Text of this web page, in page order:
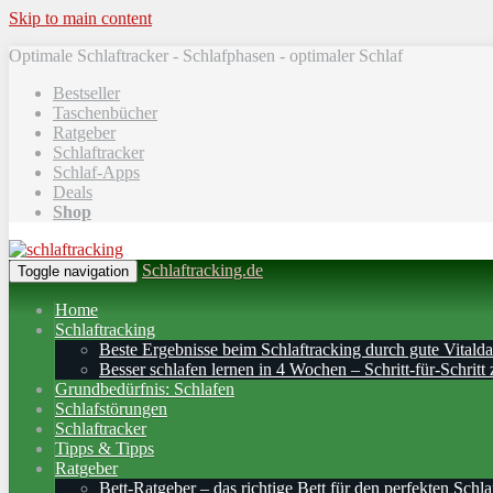
Skip to main content
Optimale Schlaftracker - Schlafphasen - optimaler Schlaf
Bestseller
Taschenbücher
Ratgeber
Schlaftracker
Schlaf-Apps
Deals
Shop
Toggle navigation Schlaftracking.de
Home
Schlaftracking
Beste Ergebnisse beim Schlaftracking durch gute
Besser schlafen lernen in 4 Wochen – Schritt‑für‑Schritt
Grundbedürfnis: Schlafen
Schlafstörungen
Schlaftracker
Tipps & Tipps
Ratgeber
Bett-Ratgeber – das richtige Bett für den perfekten